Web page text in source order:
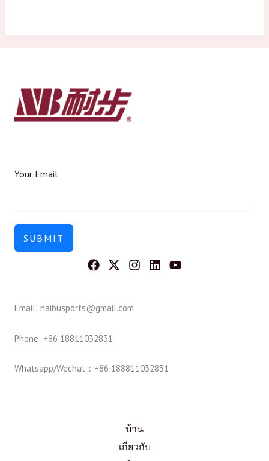
Your Email
SUBMIT
Email: naibusports@gmail.com
Phone: +86 18811032831
Whatsapp/Wechat：+86 188811032831
บ้าน
เกี่ยวกับ